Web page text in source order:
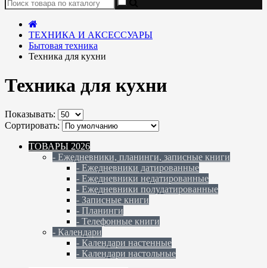
ТЕХНИКА И АКСЕССУАРЫ
Бытовая техника
Техника для кухни
Техника для кухни
Показывать:
Сортировать:
ТОВАРЫ 2026
- Ежедневники, планинги, записные книги
- Ежедневники датированные
- Ежедневники недатированные
- Ежедневники полудатированные
- Записные книги
- Планинги
- Телефонные книги
- Календари
- Календари настенные
- Календари настольные